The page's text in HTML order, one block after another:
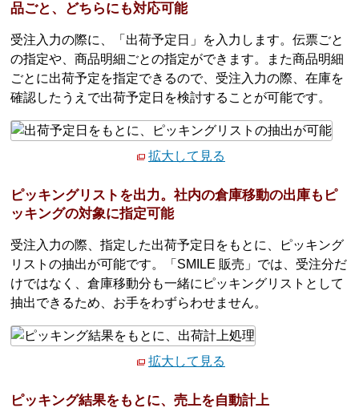
品ごと、どちらにも対応可能
受注入力の際に、「出荷予定日」を入力します。伝票ごと
の指定や、商品明細ごとの指定ができます。また商品明細
ごとに出荷予定を指定できるので、受注入力の際、在庫を
確認したうえで出荷予定日を検討することが可能です。
拡大して見る
ピッキングリストを出力。社内の倉庫移動の出庫もピ
ッキングの対象に指定可能
受注入力の際、指定した出荷予定日をもとに、ピッキング
リストの抽出が可能です。「SMILE 販売」では、受注分だ
けではなく、倉庫移動分も一緒にピッキングリストとして
抽出できるため、お手をわずらわせません。
拡大して見る
ピッキング結果をもとに、売上を自動計上